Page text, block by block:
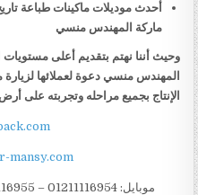
أحدث موديلات ماكينات طباعة
ماركة المهندس منسي
وحيث أننا نهتم بتقديم أعلى مستويات
المهندس منسي دعوة لعملائها
الإنتاج بجميع مراحله وتجربته على
mansy.com